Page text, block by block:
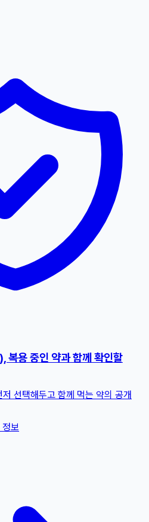
용 중인 약과 함께 확인할
선택해두고 함께 먹는 약의 공개
보